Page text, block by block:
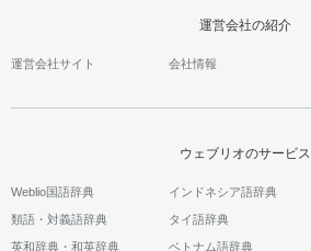
運営会社の紹介
運営会社サイト 会社情報
ウェブリオのサービス
Weblio国語辞典
類語・対義語辞典
英和辞典・和英辞典
インドネシア語辞典
タイ語辞典
ベトナム語辞典